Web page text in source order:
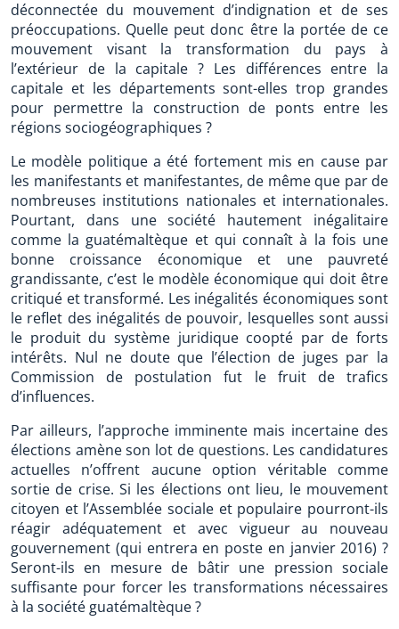
déconnectée du mouvement d’indignation et de ses
préoccupations. Quelle peut donc être la portée de ce
mouvement visant la transformation du pays à
l’extérieur de la capitale ? Les différences entre la
capitale et les départements sont-elles trop grandes
pour permettre la construction de ponts entre les
régions sociogéographiques ?
Le modèle politique a été fortement mis en cause par
les manifestants et manifestantes, de même que par de
nombreuses institutions nationales et internationales.
Pourtant, dans une société hautement inégalitaire
comme la guatémaltèque et qui connaît à la fois une
bonne croissance économique et une pauvreté
grandissante, c’est le modèle économique qui doit être
critiqué et transformé. Les inégalités économiques sont
le reflet des inégalités de pouvoir, lesquelles sont aussi
le produit du système juridique coopté par de forts
intérêts. Nul ne doute que l’élection de juges par la
Commission de postulation fut le fruit de trafics
d’influences.
Par ailleurs, l’approche imminente mais incertaine des
élections amène son lot de questions. Les candidatures
actuelles n’offrent aucune option véritable comme
sortie de crise. Si les élections ont lieu, le mouvement
citoyen et l’Assemblée sociale et populaire pourront-ils
réagir adéquatement et avec vigueur au nouveau
gouvernement (qui entrera en poste en janvier 2016) ?
Seront-ils en mesure de bâtir une pression sociale
suffisante pour forcer les transformations nécessaires
à la société guatémaltèque ?